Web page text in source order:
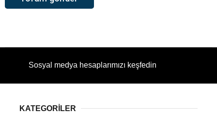
Sosyal medya hesaplarımızı keşfedin
KATEGORİLER